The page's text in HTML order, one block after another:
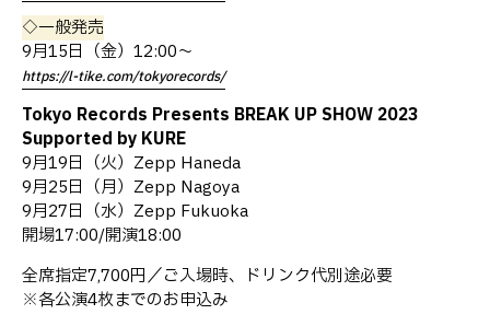
◇一般発売
9月15日（金）12:00〜
https://l-tike.com/tokyorecords/
Tokyo Records Presents BREAK UP SHOW 2023
Supported by KURE
9月19日（火）Zepp Haneda
9月25日（月）Zepp Nagoya
9月27日（水）Zepp Fukuoka
開場17:00/開演18:00
全席指定7,700円／ご入場時、ドリンク代別途必要
※各公演4枚までのお申込み